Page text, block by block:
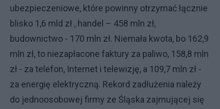
ubezpieczeniowe, które powinny otrzymać łącznie
blisko 1,6 mld zł , handel – 458 mln zł,
budownictwo - 170 mln zł. Niemała kwota, bo 162,9
mln zł, to niezapłacone faktury za paliwo, 158,8 mln
zł - za telefon, Internet i telewizję, a 109,7 mln zł -
za energię elektryczną. Rekord zadłużenia należy
do jednoosobowej firmy ze Śląska zajmującej się